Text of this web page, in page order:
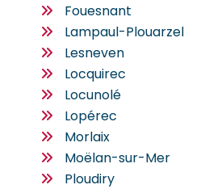
Fouesnant
Lampaul-Plouarzel
Lesneven
Locquirec
Locunolé
Lopérec
Morlaix
Moëlan-sur-Mer
Ploudiry